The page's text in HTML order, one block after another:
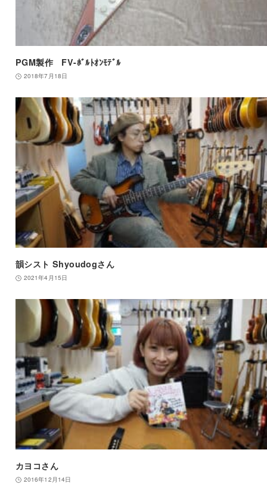
PGM製作 FV-ﾎﾞﾙﾄｵﾝﾓﾃﾞﾙ
2018年7月18日
韻シスト Shyoudogさん
2021年4月15日
カヨコさん
2016年12月14日